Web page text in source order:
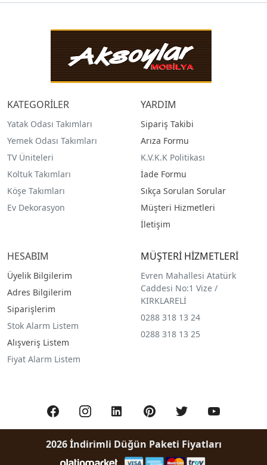
KATEGORİLER
Yatak Odası Takımları
Yemek Odası Takımları
TV Üniteleri
Koltuk Takımları
Köşe Takımları
Ev Dekorasyon
YARDIM
Sipariş Takibi
Arıza Formu
K.V.K.K Politikası
İade Formu
Sıkça Sorulan Sorular
Müşteri Hizmetleri
İletişim
HESABIM
Üyelik Bilgilerim
Adres Bilgilerim
Siparişlerim
Stok Alarm Listem
Alışveriş Listem
Fiyat Alarm Listem
MÜŞTERİ HİZMETLERİ
Evren Mahallesi Atatürk
Caddesi No:1 Vize /
KIRKLARELİ
0288 318 13 24
0288 318 13 25
2026 İndirimli Düğün Paketi Fiyatları